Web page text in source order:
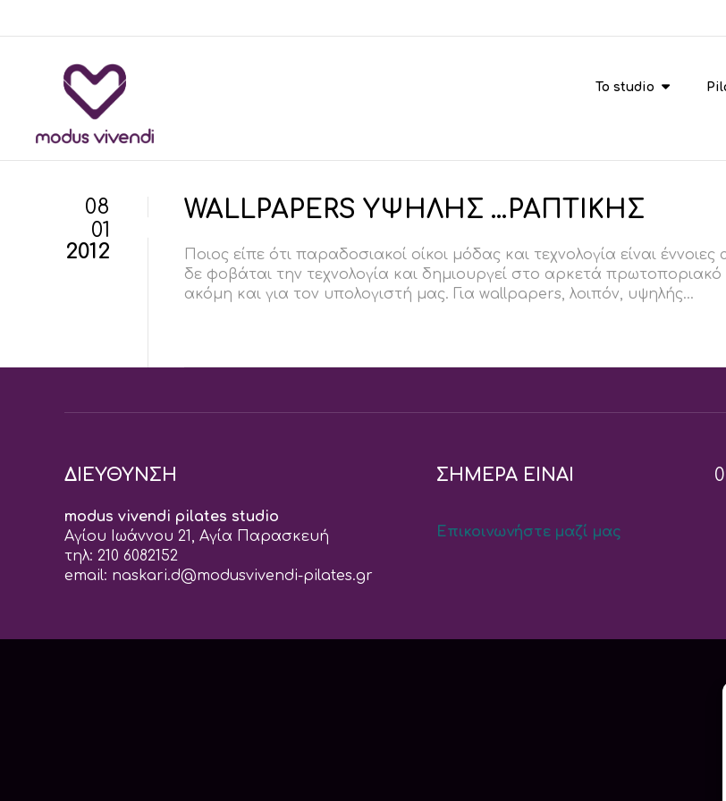
To studio
08
01
2012
WALLPAPERS ΥΨΗΛΗΣ …ΡΑΠΤΙΚΗΣ
Ποιος είπε ότι παραδοσιακοί οίκοι μόδας και τεχνολογία είναι
δε φοβάται την τεχνολογία και δημιουργεί στο αρκετά
ακόμη και για τον υπολογιστή μας. Για wallpapers, λοιπόν, υψηλής...
ΔΙΕΥΘΥΝΣΗ
modus vivendi pilates studio
Αγίου Ιωάννου 21, Αγία Παρασκευή
τηλ: 210 6082152
email: naskari.d@modusvivendi-pilates.gr
ΣΗΜΕΡΑ ΕΙΝΑΙ
Επικοινωνήστε μαζί μας